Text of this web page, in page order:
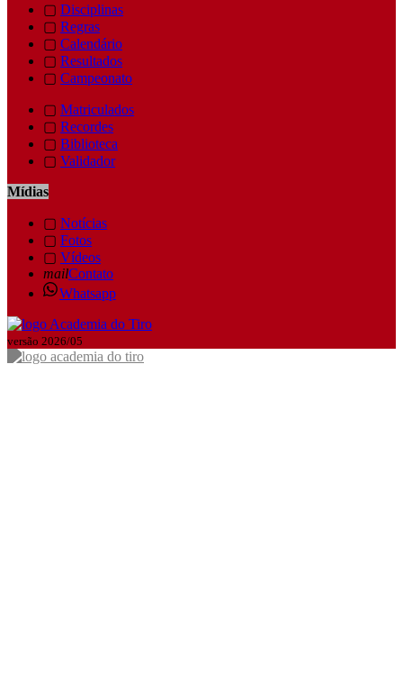
▢ Disciplinas
▢ Regras
▢ Calendário
▢ Resultados
▢ Campeonato
▢ Matriculados
▢ Recordes
▢ Biblioteca
▢ Validador
Mídias
▢ Notícias
▢ Fotos
▢ Vídeos
mailContato
Whatsapp
versão 2026/05